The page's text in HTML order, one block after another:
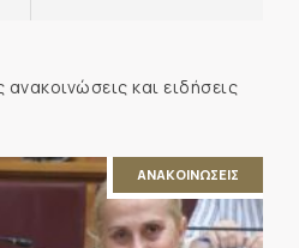
ανακοινώσεις και ειδήσεις
ΑΝΑΚΟΙΝΩΣΕΙΣ